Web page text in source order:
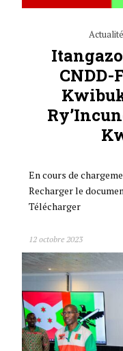
Actualité
CNDD-
En cours de
Recharger le
Télécharger
12 octobre 2023